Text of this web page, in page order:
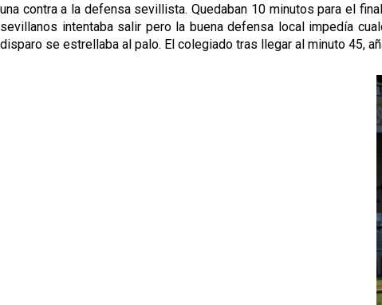
una contra a la defensa sevillista. Quedaban 10 minutos para el
sevillanos intentaba salir pero la buena defensa local impedía
disparo se estrellaba al palo. El colegiado tras llegar al minuto 45,